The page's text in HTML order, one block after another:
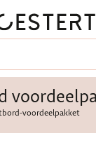
voordeelpakket